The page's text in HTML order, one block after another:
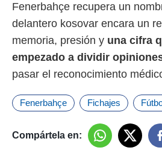
Fenerbahçe recupera un
delantero kosovar encara un
memoria, presión y una cifra
empezado a dividir
pasar el reconocimiento
Fenerbahçe Fichajes
Compártela en: